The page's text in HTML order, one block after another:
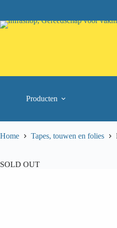
content
Producten
Home Tapes, touwen en folies
SOLD OUT